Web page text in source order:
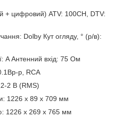
+ цифровий) ATV: 100CH, DTV:
Dolby Кут огляду, ° (р/в):
A Антенний вхід: 75 Ом
p, RCA
2 В (RMS)
1226 x 89 x 709 мм
1226 x 269 x 765 мм